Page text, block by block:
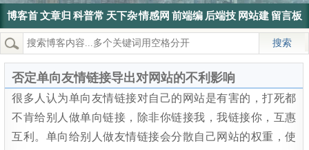
博客首
页
文章归
档
科普常
识
天下杂
侃
情感网
文
前端编
程
后端技 网站建 留言板
wordpress SEO 搜索引擎 SEO优化
否定单向友情链接导出对网站的不利影响
很多人认为单向友情链接对自己的网站是有害的，打死都
不肯给别人做单向链接，除非你链接我，我链接你，互惠
互利。单向给别人做友情链接会分散自己网站的权重，使